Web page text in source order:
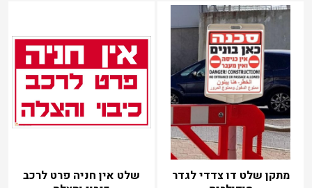
מתקן שלט דו צדדי לגדר
שלט אין חניה פרט לרכב